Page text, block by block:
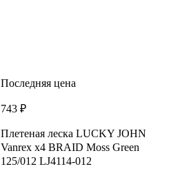
Последняя цена
743 ₽
Плетеная леска LUCKY JOHN
Vanrex х4 BRAID Moss Green
125/012 LJ4114-012